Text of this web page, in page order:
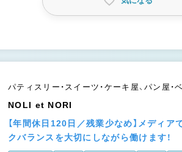
パティスリー・スイーツ・ケーキ屋、パン屋・
NOLI et NORI
【年間休日120日／残業少なめ】メディ
クバランスを大切にしながら働けます！